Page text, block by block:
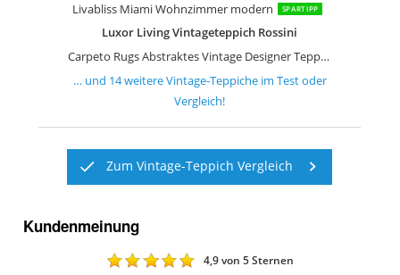
Livabliss Miami Wohnzimmer modern SPARTIPP
Luxor Living Vintageteppich Rossini
Carpeto Rugs Abstraktes Vintage Designer Teppich
… und 14weitereVintage-Teppicheim Test oder
Vergleich!
Zum Vintage-Teppich Vergleich
Kundenmeinung
4,9von 5 Sternen